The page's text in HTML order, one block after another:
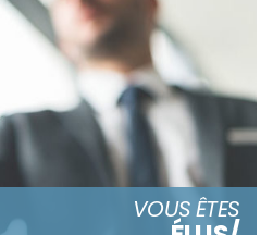
VOUS ÊTES